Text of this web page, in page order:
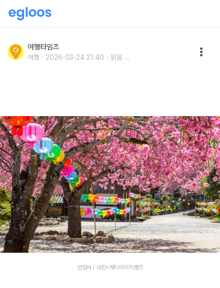
이지 않는 유네스코 천년 고찰 봄 명소
여행타임즈
여행 2026-03-24 21:40 읽음 ...
선암사 / 사진=게티이미지뱅크